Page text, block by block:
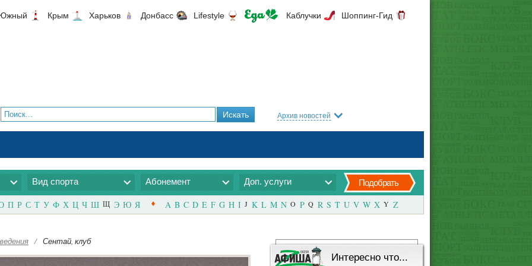
Крым Харьков Донбасс Lifestyle Каблучки Шоппинг-Гид
Архив новостей
Вид спорта Абонемент Доп. услуги Подобрать
П Р С Т У Ф Х Ц Ч Ш Щ Э Ю Я A B C D E F G H I J K L M N O P Q R S T U V W X Y Z
/ Сентай, клуб
Интересно что...